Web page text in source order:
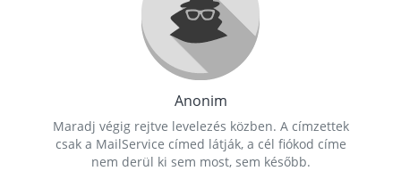
Anonim
Maradj végig rejtve levelezés közben. A címzettek
csak a MailService címed látják, a cél fiókod címe
nem derül ki sem most, sem később.